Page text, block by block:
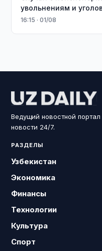
увольнениям и
16:15 · 01/08
Ведущий новостной
новости 24/7.
РАЗДЕЛЫ
Узбекистан
Экономика
Финансы
Технологии
Культура
Спорт